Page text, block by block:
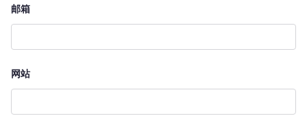
邮箱
网站